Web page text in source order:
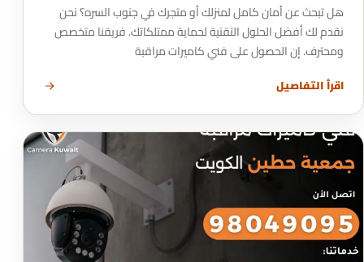
هل تبحث عن أمان كامل لمنزلك أو متجرك في جنوب السره؟ نحن
نقدم لك أفضل الحلول التقنية لحماية ممتلكاتك. فريقنا متخصص
ومحترف. إن الحصول على فني كاميرات مراقبة
اقرأ التفاصيل